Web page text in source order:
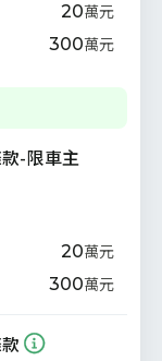
20萬元
300萬元
-限車主
造成傷亡，給付
20萬元
300萬元
若駕駛人因自